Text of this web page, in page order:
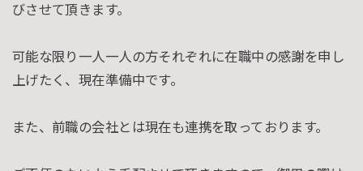
びさせて頂きます。
可能な限り一人一人の方それぞれに在職中の感謝を申し
上げたく、現在準備中です。
また、前職の会社とは現在も連携を取っております。